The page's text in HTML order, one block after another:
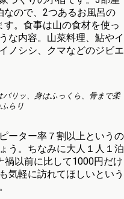
なので、2つあるお風呂の
。食事は山の食材を使っ
な内容。山菜料理、鮎やイ
ノシシ、クマなどのジビエ
リッ、身はふっくら、骨まで柔
らり
ーター率７割以上というの
う。ちなみに大人１人１泊
禍以前に比して1000円だけ
気軽に訪れてほしいという